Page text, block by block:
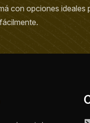
con opciones ideales